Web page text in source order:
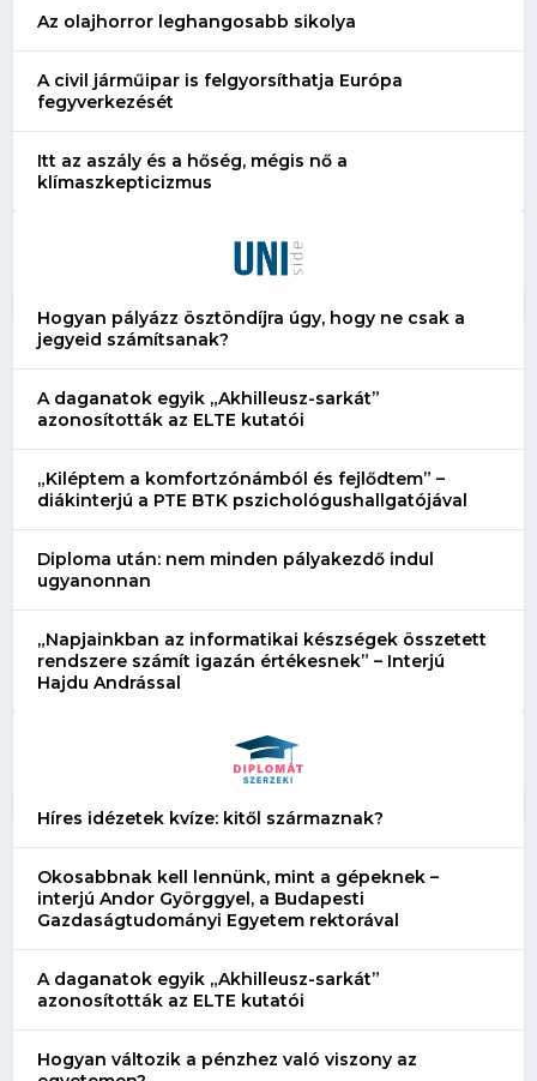
Az olajhorror leghangosabb sikolya
A civil járműipar is felgyorsíthatja Európa
fegyverkezését
Itt az aszály és a hőség, mégis nő a
klímaszkepticizmus
Hogyan pályázz ösztöndíjra úgy, hogy ne csak a
jegyeid számítsanak?
A daganatok egyik „Akhilleusz-sarkát”
azonosították az ELTE kutatói
„Kiléptem a komfortzónámból és fejlődtem” –
diákinterjú a PTE BTK pszichológushallgatójával
Diploma után: nem minden pályakezdő indul
ugyanonnan
„Napjainkban az informatikai készségek összetett
rendszere számít igazán értékesnek” – Interjú
Hajdu Andrással
Híres idézetek kvíze: kitől származnak?
Okosabbnak kell lennünk, mint a gépeknek –
interjú Andor Györggyel, a Budapesti
Gazdaságtudományi Egyetem rektorával
A daganatok egyik „Akhilleusz-sarkát”
azonosították az ELTE kutatói
Hogyan változik a pénzhez való viszony az